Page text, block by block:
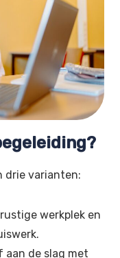
drie varianten:
werkplek en
aan de slag met